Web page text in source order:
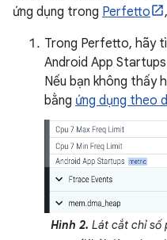
ứng dụng trong Perfetto
Trong Perfetto, hãy
Android App
Nếu bạn không thấy
bằng ứng dụng theo
Hình 2. Lát cắt chỉ số